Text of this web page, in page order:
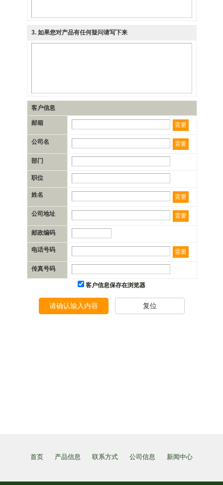
3. 如果您对产品有任何疑问请写下来
客户信息
邮箱 需要
公司名 需要
部门
职位
姓名 需要
公司地址 需要
邮政编码
电话号码 需要
传真号码
客户信息保存在浏览器
请确认输入内容 复位
首页 产品信息 联系方式 公司信息 新闻中心